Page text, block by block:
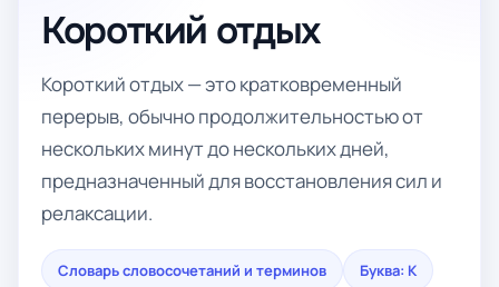
Короткий отдых
Короткий отдых — это кратковременный
перерыв, обычно продолжительностью от
нескольких минут до нескольких дней,
предназначенный для восстановления сил и
релаксации.
Словарь словосочетаний и терминов Буква: К